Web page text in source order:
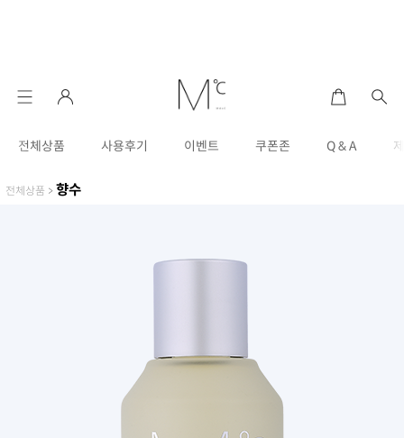
전체상품 사용후기 이벤트 쿠폰존 Q & A
전체상품 > 향수